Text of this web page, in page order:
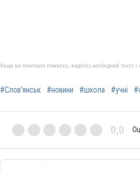
Якщо ви помітили помилку, виділіть необхідний текст
#Слов'янськ #новини #школа #учні
0,0